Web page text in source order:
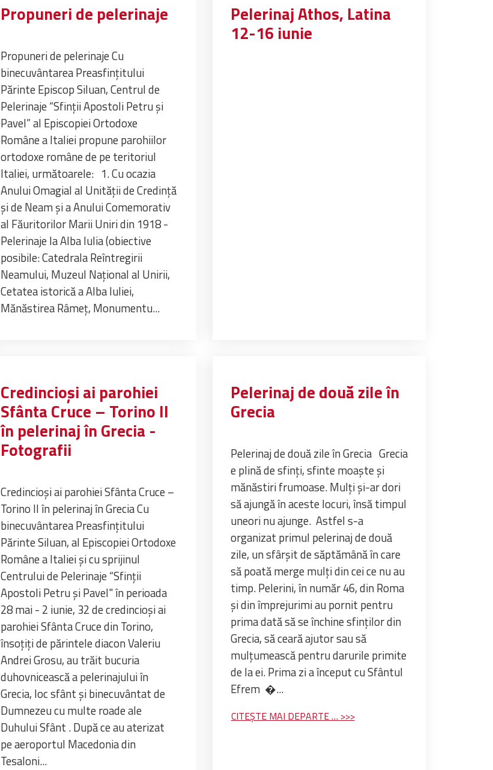
Propuneri de pelerinaje
Propuneri de pelerinaje Cu
binecuvântarea Preasfințitului
Părinte Episcop Siluan, Centrul de
Pelerinaje “Sfinții Apostoli Petru și
Pavel” al Episcopiei Ortodoxe
Române a Italiei propune parohiilor
ortodoxe române de pe teritoriul
Italiei, următoarele: 1. Cu ocazia
Anului Omagial al Unității de Credință
și de Neam și a Anului Comemorativ
al Făuritorilor Marii Uniri din 1918 -
Pelerinaje la Alba Iulia (obiective
posibile: Catedrala Reîntregirii
Neamului, Muzeul Național al Unirii,
Cetatea istorică a Alba Iuliei,
Mănăstirea Râmeț, Monumentu...
Pelerinaj Athos, Latina
12-16 iunie
Credincioşi ai parohiei
Sfânta Cruce – Torino II
în pelerinaj în Grecia -
Fotografii
Credincioşi ai parohiei Sfânta Cruce –
Torino II în pelerinaj în Grecia Cu
binecuvântarea Preasfinţitului
Părinte Siluan, al Episcopiei Ortodoxe
Române a Italiei şi cu sprijinul
Centrului de Pelerinaje “Sfinţii
Apostoli Petru şi Pavel" în perioada
28 mai - 2 iunie, 32 de credincioşi ai
parohiei Sfânta Cruce din Torino,
însoţiţi de părintele diacon Valeriu
Andrei Grosu, au trăit bucuria
duhovnicească a pelerinajului în
Grecia, loc sfânt şi binecuvântat de
Dumnezeu cu multe roade ale
Duhului Sfânt . După ce au aterizat
pe aeroportul Macedonia din
Tesaloni...
Pelerinaj de două zile în
Grecia
Pelerinaj de două zile în Grecia Grecia
e plină de sfinţi, sfinte moaşte şi
mănăstiri frumoase. Mulţi şi-ar dori
să ajungă în aceste locuri, însă timpul
uneori nu ajunge. Astfel s-a
organizat primul pelerinaj de două
zile, un sfârşit de săptămână în care
să poată merge mulţi din cei ce nu au
timp. Pelerini, în număr 46, din Roma
şi din împrejurimi au pornit pentru
prima dată să se închine sfinţilor din
Grecia, să ceară ajutor sau să
mulţumească pentru darurile primite
de la ei. Prima zi a început cu Sfântul
Efrem �...
CITEȘTE MAI DEPARTE …